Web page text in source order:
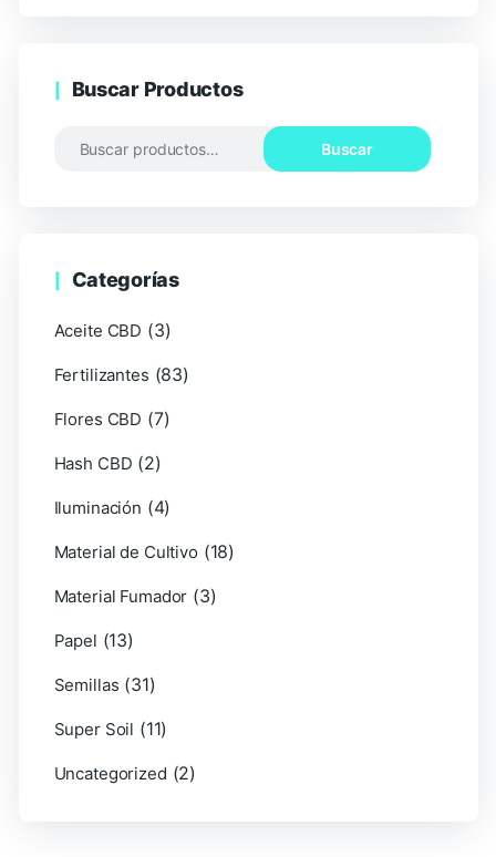
Buscar Productos
Buscar
Categorías
Aceite CBD (3)
Fertilizantes (83)
Flores CBD (7)
Hash CBD (2)
Iluminación (4)
Material de Cultivo (18)
Material Fumador (3)
Papel (13)
Semillas (31)
Super Soil (11)
Uncategorized (2)